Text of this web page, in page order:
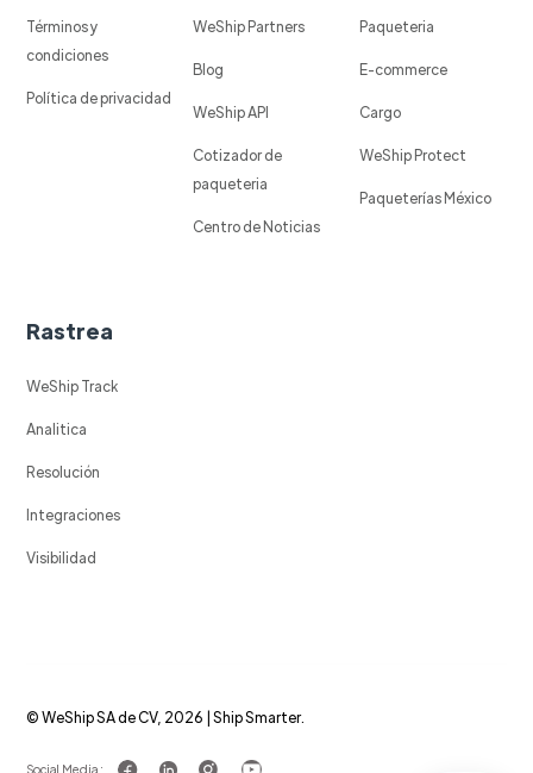
Términos y
condiciones
Política de privacidad
WeShip Partners
Blog
WeShip API
Cotizador de
paqueteria
Centro de Noticias
Paqueteria
E-commerce
Cargo
WeShip Protect
Paqueterías México
Rastrea
WeShip Track
Analitica
Resolución
Integraciones
Visibilidad
© WeShip SA de CV, 2026 | Ship Smarter.
Social Media :